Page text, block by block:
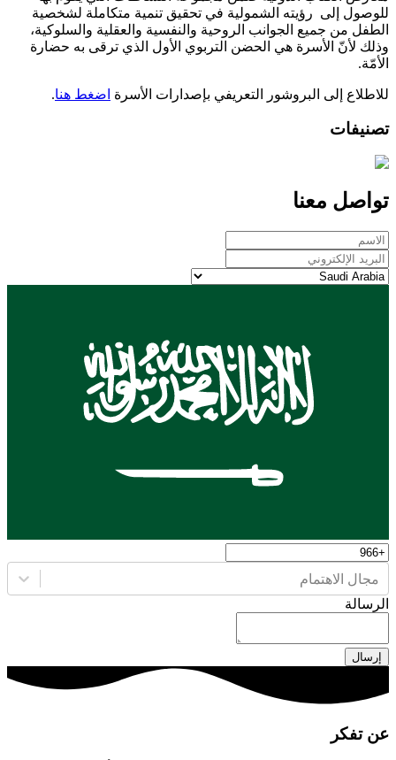
للوصول إلى رؤيته الشمولية في تحقيق تنمية متكاملة لشخصية
الطفل من جميع الجوانب الروحية والنفسية والعقلية والسلوكية،
وذلك لأنّ الأسرة هي الحضن التربوي الأول الذي ترقى به حضارة
الأمّة.
للاطلاع إلى البروشور التعريفي بإصدارات الأسرة اضغط هنا.
تصنيفات
تواصل معنا
مجال الاهتمام
الرسالة
إرسال
عن تفكر